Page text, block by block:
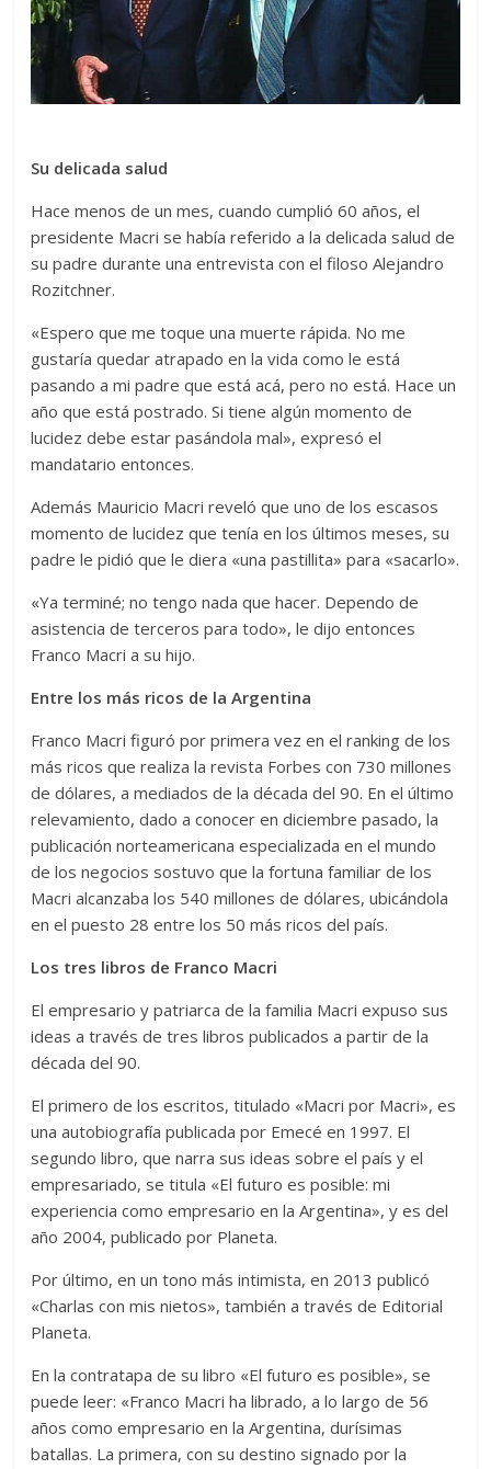
Su delicada salud
Hace menos de un mes, cuando cumplió 60 años, el
presidente Macri se había referido a la delicada salud de
su padre durante una entrevista con el filoso Alejandro
Rozitchner.
«Espero que me toque una muerte rápida. No me
gustaría quedar atrapado en la vida como le está
pasando a mi padre que está acá, pero no está. Hace un
año que está postrado. Si tiene algún momento de
lucidez debe estar pasándola mal», expresó el
mandatario entonces.
Además Mauricio Macri reveló que uno de los escasos
momento de lucidez que tenía en los últimos meses, su
padre le pidió que le diera «una pastillita» para «sacarlo».
«Ya terminé; no tengo nada que hacer. Dependo de
asistencia de terceros para todo», le dijo entonces
Franco Macri a su hijo.
Entre los más ricos de la Argentina
Franco Macri figuró por primera vez en el ranking de los
más ricos que realiza la revista Forbes con 730 millones
de dólares, a mediados de la década del 90. En el último
relevamiento, dado a conocer en diciembre pasado, la
publicación norteamericana especializada en el mundo
de los negocios sostuvo que la fortuna familiar de los
Macri alcanzaba los 540 millones de dólares, ubicándola
en el puesto 28 entre los 50 más ricos del país.
Los tres libros de Franco Macri
El empresario y patriarca de la familia Macri expuso sus
ideas a través de tres libros publicados a partir de la
década del 90.
El primero de los escritos, titulado «Macri por Macri», es
una autobiografía publicada por Emecé en 1997. El
segundo libro, que narra sus ideas sobre el país y el
empresariado, se titula «El futuro es posible: mi
experiencia como empresario en la Argentina», y es del
año 2004, publicado por Planeta.
Por último, en un tono más intimista, en 2013 publicó
«Charlas con mis nietos», también a través de Editorial
Planeta.
En la contratapa de su libro «El futuro es posible», se
puede leer: «Franco Macri ha librado, a lo largo de 56
años como empresario en la Argentina, durísimas
batallas. La primera, con su destino signado por la